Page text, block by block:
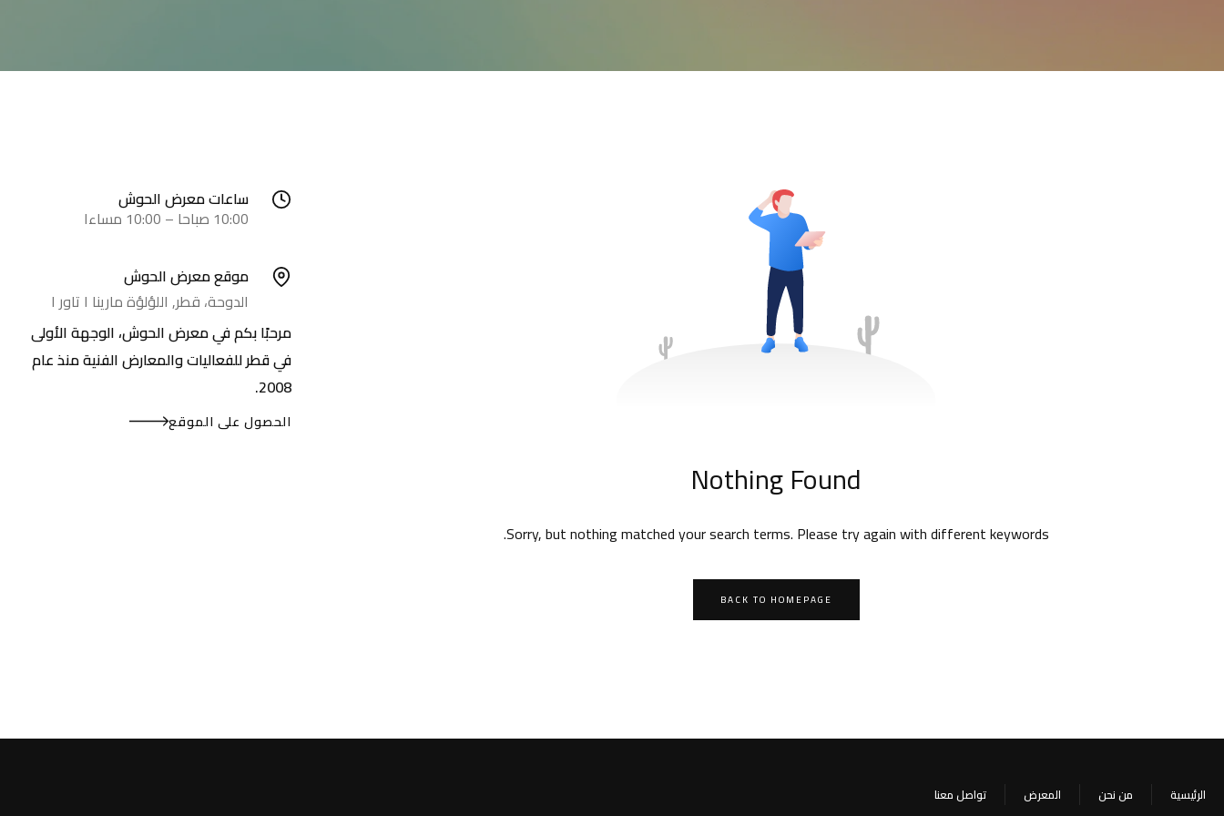
Nothing Found
Sorry, but nothing matched your search terms. Please try again with different keywords.
BACK TO HOMEPAGE
ساعات معرض الحوش
10:00 صباحا – 10:00 مساءا
موقع معرض الحوش
الدوحة، قطر, اللؤلؤة مارينا ١ تاور ١
مرحبًا بكم في معرض الحوش، الوجهة الأولى
في قطر للفعاليات والمعارض الفنية منذ عام
2008.
الحصول على الموقع
الرئيسية من نحن المعرض تواصل معنا